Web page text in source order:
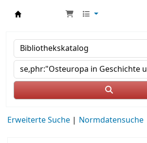
Erweiterte Suche Normdatensuche